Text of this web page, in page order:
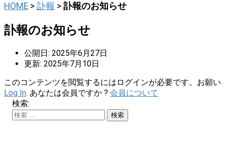
HOME > 訃報 > 訃報のお知らせ
訃報のお知らせ
公開日: 2025年6月27日
更新: 2025年7月10日
このコンテンツを閲覧するにはログインが必要です。お願い
Log In. あなたは会員ですか ? 会員について
検索: